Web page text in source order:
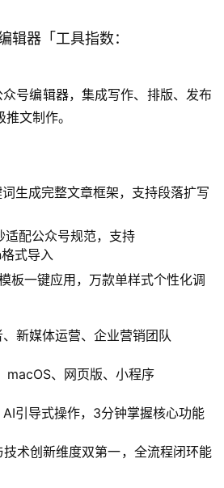
辑器「工具指数：
号编辑器，集成写作、排版、发布
文制作。
生成完整文章框架，支持段落扩写
配公众号规范，支持
式导入
板一键应用，万款单样式个性化调
新媒体运营、企业营销团队
macOS、网页版、小程序
引导式操作，3分钟掌握核心功能
术创新维度双第一，全流程闭环能